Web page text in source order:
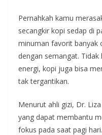
Pernahkah kamu
secangkir kopi sedap di
minuman favorit banyak
dengan semangat.
energi, kopi juga bisa
tak tergantikan.
Menurut ahli gizi, Dr.
yang dapat membantu
fokus pada saat pagi